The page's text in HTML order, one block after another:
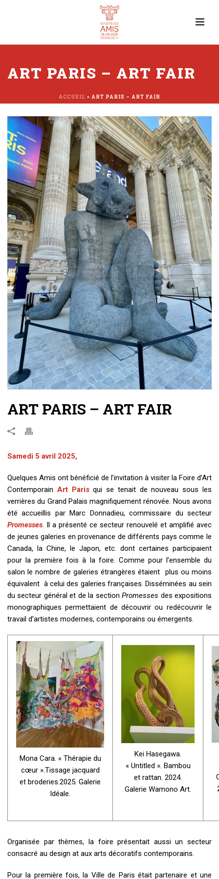
ART PARIS – ART FAIR
ACCUEIL » ART PARIS – ART FAIR
ART PARIS – ART FAIR
Samedi 5 avril 2025,
Quelques Amis ont bénéficié de l’invitation à visiter la Foire d’Art
Contemporain Art Parisqui se tenait de nouveau sous les
verrières du Grand Palais magnifiquement rénovée. Nous avons
été accueillis par Marc Donnadieu, commissaire du secteur
Promesses. Il a présenté ce secteur renouvelé et amplifié avec
de jeunes galeries en provenance de différents pays comme le
Canada, la Chine, le Japon, etc. dont certaines participaient
pour la première fois à la foire. Comme pour l’ensemble du
salon le nombre de galeries étrangères étaient plus ou moins
équivalent à celui des galeries françaises. Disséminées au sein
du secteur général et de la sectionPromesses des expositions
monographiques permettaient de découvrir ou redécouvrir le
travail d’artistes modernes, contemporains ou émergents.
Mona Cara. « Thérapie du
cœur ».Tissage jacquard
et broderies.2025. Galerie
Idéale.
Kei Hasegawa.
« Untitled ». Bambou
et rattan. 2024.
Galerie Wamono Art.
Organisée par thèmes, la foire présentait aussi un secteur
consacré au design at aux arts décoratifs contemporains.
Pour la première fois, la Ville de Paris était partenaire et une